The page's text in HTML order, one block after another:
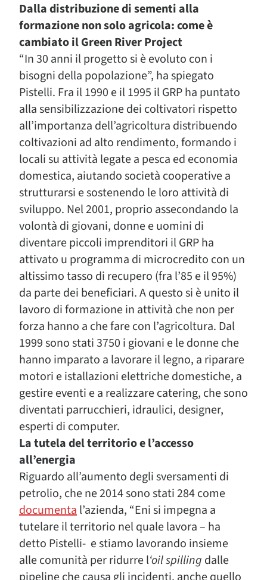
Dalla distribuzione di sementi alla
formazione non solo agricola: come è
cambiato il Green River Project
“In 30 anni il progetto si è evoluto con i
bisogni della popolazione”, ha spiegato
Pistelli. Fra il 1990 e il 1995 il GRP ha puntato
alla sensibilizzazione dei coltivatori rispetto
all’importanza dell’agricoltura distribuendo
coltivazioni ad alto rendimento, formando i
locali su attività legate a pesca ed economia
domestica, aiutando società cooperative a
strutturarsi e sostenendo le loro attività di
sviluppo. Nel 2001, proprio assecondando la
volontà di giovani, donne e uomini di
diventare piccoli imprenditori il GRP ha
attivato u programma di microcredito con un
altissimo tasso di recupero (fra l’85 e il 95%)
da parte dei beneficiari. A questo si è unito il
lavoro di formazione in attività che non per
forza hanno a che fare con l’agricoltura. Dal
1999 sono stati 3750 i giovani e le donne che
hanno imparato a lavorare il legno, a riparare
motori e istallazioni elettriche domestiche, a
gestire eventi e a realizzare catering, che sono
diventati parrucchieri, idraulici, designer,
esperti di computer.
La tutela del territorio e l’accesso
all’energia
Riguardo all’aumento degli sversamenti di
petrolio, che ne 2014 sono stati 284 come
documental’azienda, “Eni si impegna a
tutelare il territorio nel quale lavora – ha
detto Pistelli- e stiamo lavorando insieme
alle comunità per ridurre l‘oil spilling dalle